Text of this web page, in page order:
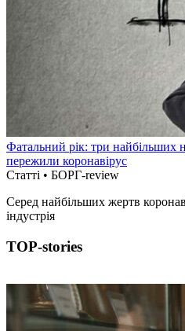
Фатальний рік: три найбільших
пережили коронавірус
Статті • БОРГ-review
Серед найбільших жертв
індустрія
TOP-stories